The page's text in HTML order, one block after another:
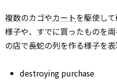
複数のカゴやカートを駆使し
様子や、すでに買ったものを
の店で長蛇の列を作る様子を
destroying purchase